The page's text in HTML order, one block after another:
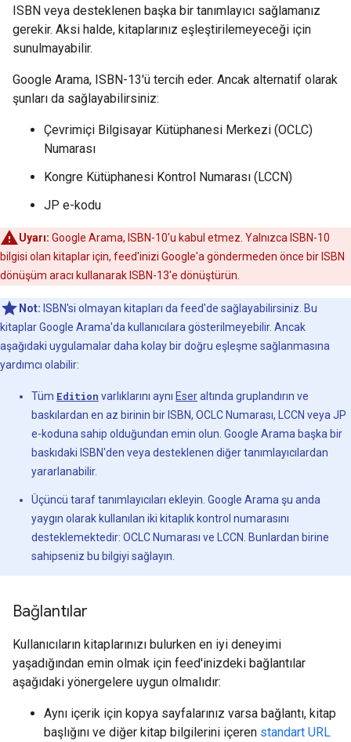
ISBN veya desteklenen başka bir tanımlayıcı sağlamanız
gerekir. Aksi halde, kitaplarınız eşleştirilemeyeceği için
sunulmayabilir.
Google Arama, ISBN-13'ü tercih eder. Ancak alternatif olarak
şunları da sağlayabilirsiniz:
Çevrimiçi Bilgisayar Kütüphanesi Merkezi (OCLC)
Numarası
Kongre Kütüphanesi Kontrol Numarası (LCCN)
JP e-kodu
Uyarı: Google Arama, ISBN-10'u kabul etmez. Yalnızca ISBN-10
bilgisi olan kitaplar için, feed'inizi Google'a göndermeden önce bir ISBN
dönüşüm aracı kullanarak ISBN-13'e dönüştürün.
Not: ISBN'si olmayan kitapları da feed'de sağlayabilirsiniz. Bu
kitaplar Google Arama'da kullanıcılara gösterilmeyebilir. Ancak
aşağıdaki uygulamalar daha kolay bir doğru eşleşme sağlanmasına
yardımcı olabilir:
Tüm Edition varlıklarını aynı Eseraltında gruplandırın ve
baskılardan en az birinin bir ISBN, OCLC Numarası, LCCN veya JP
e-koduna sahip olduğundan emin olun. Google Arama başka bir
baskıdaki ISBN'den veya desteklenen diğer tanımlayıcılardan
yararlanabilir.
Üçüncü taraf tanımlayıcıları ekleyin. Google Arama şu anda
yaygın olarak kullanılan iki kitaplık kontrol numarasını
desteklemektedir: OCLC Numarası ve LCCN. Bunlardan birine
sahipseniz bu bilgiyi sağlayın.
Bağlantılar
Kullanıcıların kitaplarınızı bulurken en iyi deneyimi
yaşadığından emin olmak için feed'inizdeki bağlantılar
aşağıdaki yönergelere uygun olmalıdır:
Aynı içerik için kopya sayfalarınız varsa bağlantı, kitap
başlığını ve diğer kitap bilgilerini içeren standart URL